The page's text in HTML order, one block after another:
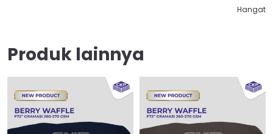
Hangat
Produk lainnya